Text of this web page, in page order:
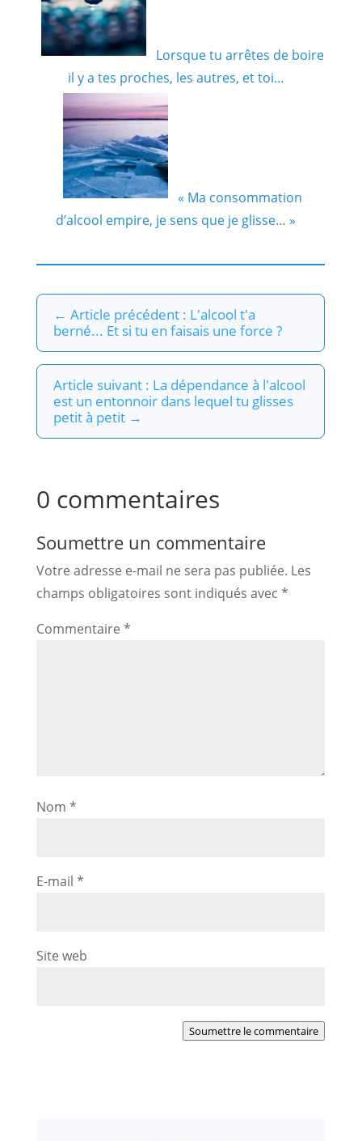
Lorsque tu arrêtes de boire
il y a tes proches, les autres, et toi…
« Ma consommation
d’alcool empire, je sens que je glisse… »
← Article précédent : L'alcool t'a
berné... Et si tu en faisais une force ?
Article suivant : La dépendance à l'alcool
est un entonnoir dans lequel tu glisses
petit à petit→
0 commentaires
Soumettre un commentaire
Votre adresse e-mail ne sera pas publiée. Les
champs obligatoires sont indiqués avec *
Commentaire *
Nom *
E-mail *
Site web
Soumettre le commentaire